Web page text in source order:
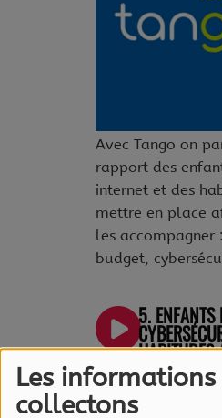
Les
collectons
Avec Tango on
rapport des
internet et des
mettre en place
les accompagner
budget,
5. ENFANTS
HABITUDES